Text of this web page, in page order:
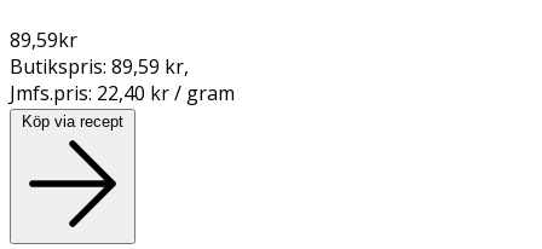
89,59kr
Butikspris: 89,59 kr,
Jmfs.pris: 22,40 kr / gram
Köp via recept